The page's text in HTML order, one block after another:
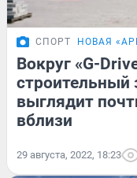
СПОРТ НОВАЯ
Вокруг «G-
строительный
выглядит
вблизи
29 августа, 2022, 18:23